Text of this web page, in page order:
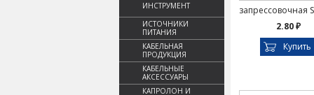
ИНСТРУМЕНТ
ИСТОЧНИКИ
ПИТАНИЯ
КАБЕЛЬНАЯ
ПРОДУКЦИЯ
КАБЕЛЬНЫЕ
АКСЕССУАРЫ
КАПРОЛОН И
запрессовочная
2.80 ₽
Купить